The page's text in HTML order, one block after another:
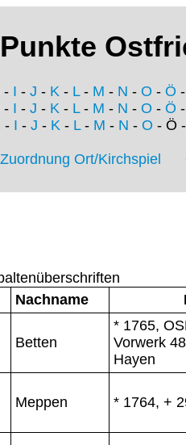
- I - J - K - L- M - N - O - Ö -
- I - J - K - L- M - N - O - Ö -
- I - J - K- L- M - N - O - Ö -
Zuordnung Ort/Kirchspiel
Nachname
Betten
* 1765,
Vorwerk
Hayen
Meppen * 1764, +